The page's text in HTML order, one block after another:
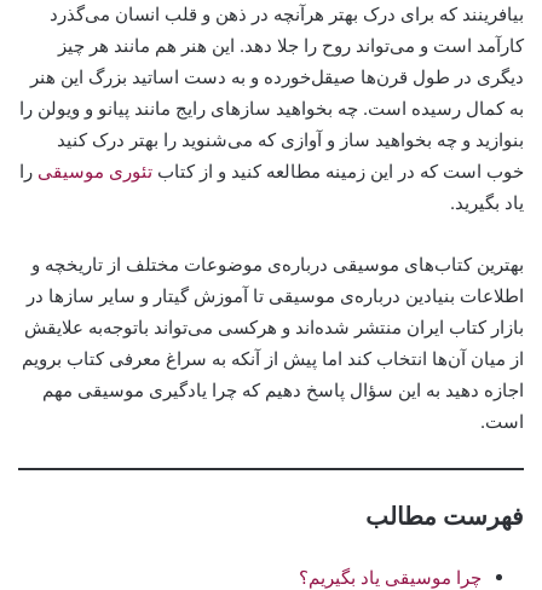
بیافرینند که برای درک بهتر هرآنچه در ذهن و قلب انسان می‌گذرد
کارآمد است و می‌تواند روح را جلا دهد. این هنر هم مانند هر چیز
دیگری در طول قرن‌ها صیقل‌خورده و به دست اساتید بزرگ این هنر
به کمال رسیده است. چه بخواهید سازهای رایج مانند پیانو و ویولن را
بنوازید و چه بخواهید ساز و آوازی که می‌شنوید را بهتر درک کنید
خوب است که در این زمینه مطالعه کنید و از کتاب تئوری موسیقی را
یاد بگیرید.
بهترین کتاب‌های موسیقی درباره‌ی موضوعات مختلف از تاریخچه و
اطلاعات بنیادین درباره‌ی موسیقی تا آموزش گیتار و سایر سازها در
بازار کتاب ایران منتشر شده‌اند و هرکسی می‌تواند باتوجه‌به علایقش
از میان آن‌ها انتخاب کند اما پیش از آنکه به سراغ معرفی کتاب برویم
اجازه دهید به این سؤال پاسخ دهیم که چرا یادگیری موسیقی مهم
است.
فهرست مطالب
چرا موسیقی یاد بگیریم؟